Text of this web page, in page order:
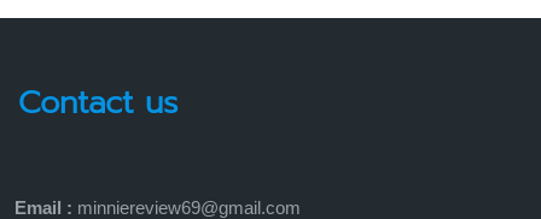
Contact us
Email : minniereview69@gmail.com